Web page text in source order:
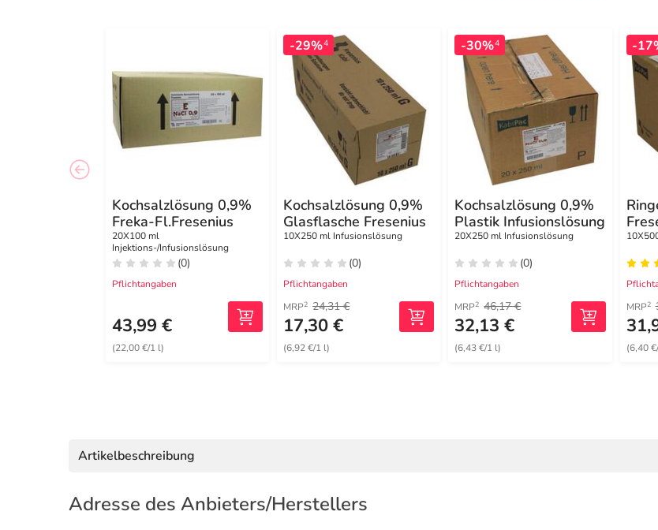
Kochsalzlösung 0,9%
Freka-Fl.Fresenius
20X100 ml
Injektions-/Infusionslösung
(0)
Pflichtangaben
43,99 €
(22,00 €/1 l)
-29%4
Kochsalzlösung 0,9%
Glasflasche Fresenius
10X250 ml Infusionslösung
(0)
Pflichtangaben
MRP2 24,31 €
17,30 €
(6,92 €/1 l)
-30%4
Kochsalzlösung 0,9%
Plastik Infusionslösung
20X250 ml Infusionslösung
(0)
Pflichtangaben
MRP2 46,17 €
32,13 €
(6,43 €/1 l)
-
MRP2
(6,40
Artikelbeschreibung
Adresse des Anbieters/Herstellers